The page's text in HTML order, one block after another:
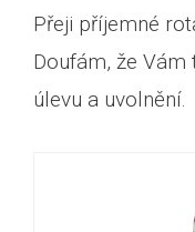
Přeji příjemné
Doufám, že
úlevu a uvolnění.